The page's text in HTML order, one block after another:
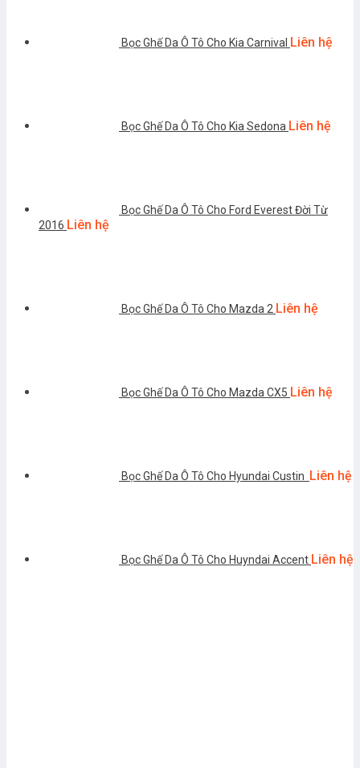
Bọc Ghế Da Ô Tô Cho Kia Carnival Liên hệ
Bọc Ghế Da Ô Tô Cho Kia Sedona Liên hệ
Bọc Ghế Da Ô Tô Cho Ford Everest Đời Từ
2016 Liên hệ
Bọc Ghế Da Ô Tô Cho Mazda 2 Liên hệ
Bọc Ghế Da Ô Tô Cho Mazda CX5 Liên hệ
Bọc Ghế Da Ô Tô Cho Hyundai Custin Liên hệ
Bọc Ghế Da Ô Tô Cho Huyndai Accent Liên hệ